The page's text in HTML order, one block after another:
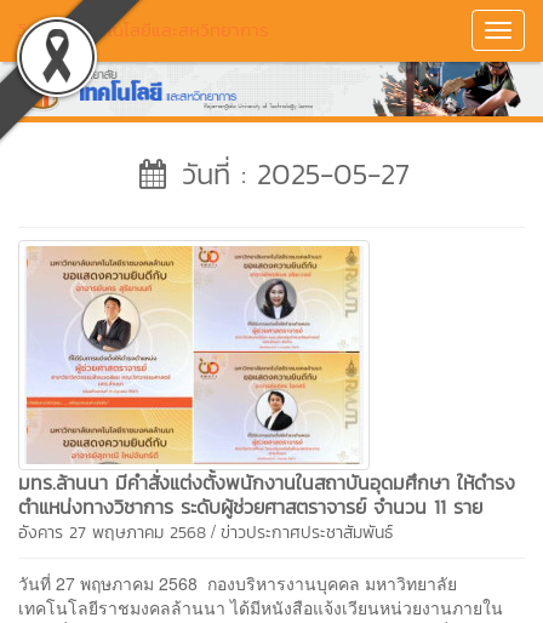
วิทยาลัยเทคโนโลยีและสหวิทยาการ
วันที่ : 2025-05-27
มทร.ล้านนา มีคำสั่งแต่งตั้งพนักงานในสถาบันอุดมศึกษา ให้ดำรง
ตำแหน่งทางวิชาการ ระดับผู้ช่วยศาสตราจารย์ จำนวน 11 ราย
อังคาร 27 พฤษภาคม 2568 / ข่าวประกาศประชาสัมพันธ์
วันที่ 27 พฤษภาคม 2568 กองบริหารงานบุคคล มหาวิทยาลัย
เทคโนโลยีราชมงคลล้านนา ได้มีหนังสือแจ้งเวียนหน่วยงานภายใน